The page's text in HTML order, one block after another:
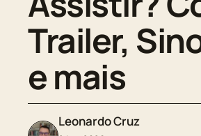
Trailer,
e mais
Leonardo Cruz